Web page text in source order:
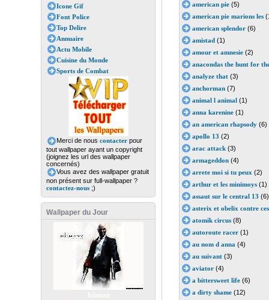
Icone Gif
Font Police
Top Delire
Annuaire
Actu Mobile
Cuisine du Monde
Sports de Combat
Merci de nous contacterpour
tout wallpaper ayant un copyright
(joignez les url des wallpaper
concernés)
Vous avez des wallpaper gratuit
non présent sur full-wallpaper ?
contactez-nous;)
Wallpaper du Jour
american pie (5)
american pie marions les
american splendor (6)
amistad (1)
amour et amnesie (2)
anacondas the hunt for
analyze that (3)
anchorman (7)
animal l animal (1)
anna karenine (1)
an american rhapsody (6)
apollo 13 (2)
arac attack (3)
armageddon (4)
arrete moi si tu peux (2)
arthur et les minimoys (1)
assaut sur le central 13 (6)
asterix et obelix contre
atomik circus (8)
autoroute racer (1)
au nom d anna (4)
au suivant (3)
aviator (4)
a bittersweet life (6)
a dirty shame (12)